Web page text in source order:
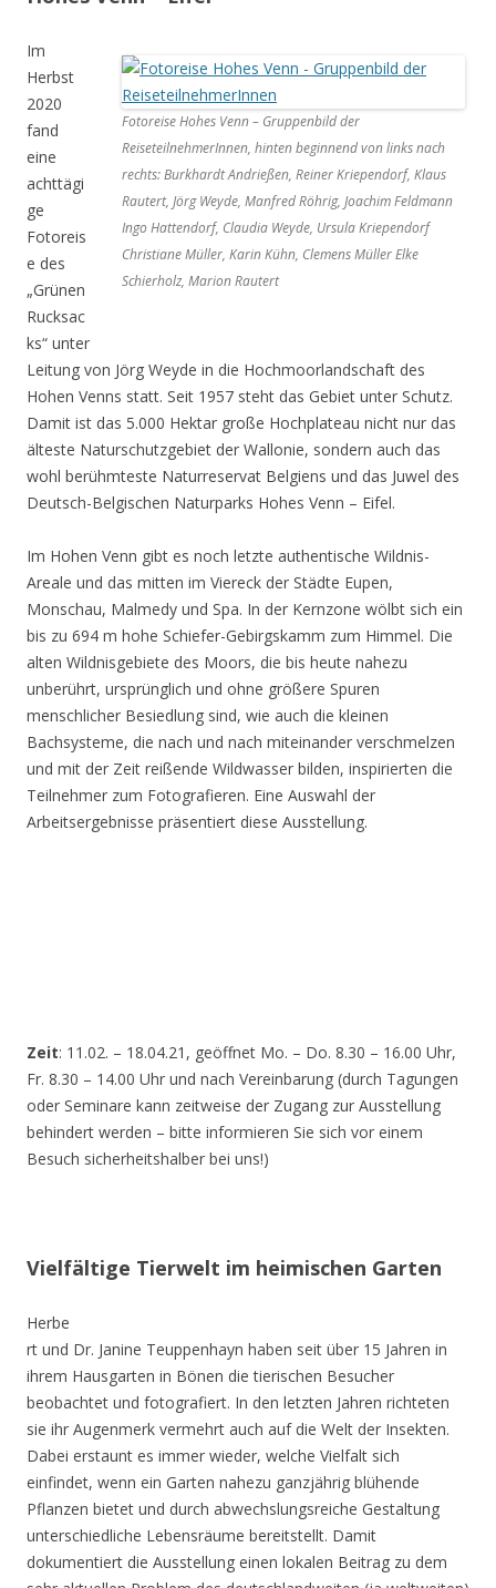
Fotoreise Hohes Venn – Gruppenbild der
ReiseteilnehmerInnen, hinten beginnend von links nach
rechts: Burkhardt Andrießen, Reiner Kriependorf, Klaus
Rautert, Jörg Weyde, Manfred Röhrig, Joachim Feldmann
Ingo Hattendorf, Claudia Weyde, Ursula Kriependorf
Christiane Müller, Karin Kühn, Clemens Müller Elke
Schierholz, Marion Rautert
Im
Herbst
2020
fand
eine
achttägi
ge
Fotoreis
e des
„Grünen
Rucksac
ks“ unter
Leitung von Jörg Weyde in die Hochmoorlandschaft des
Hohen Venns statt. Seit 1957 steht das Gebiet unter Schutz.
Damit ist das 5.000 Hektar große Hochplateau nicht nur das
älteste Naturschutzgebiet der Wallonie, sondern auch das
wohl berühmteste Naturreservat Belgiens und das Juwel des
Deutsch-Belgischen Naturparks Hohes Venn – Eifel.
Im Hohen Venn gibt es noch letzte authentische Wildnis-
Areale und das mitten im Viereck der Städte Eupen,
Monschau, Malmedy und Spa. In der Kernzone wölbt sich ein
bis zu 694 m hohe Schiefer-Gebirgskamm zum Himmel. Die
alten Wildnisgebiete des Moors, die bis heute nahezu
unberührt, ursprünglich und ohne größere Spuren
menschlicher Besiedlung sind, wie auch die kleinen
Bachsysteme, die nach und nach miteinander verschmelzen
und mit der Zeit reißende Wildwasser bilden, inspirierten die
Teilnehmer zum Fotografieren. Eine Auswahl der
Arbeitsergebnisse präsentiert diese Ausstellung.
Zeit: 11.02. – 18.04.21, geöffnet Mo. – Do. 8.30 – 16.00 Uhr,
Fr. 8.30 – 14.00 Uhr und nach Vereinbarung (durch Tagungen
oder Seminare kann zeitweise der Zugang zur Ausstellung
behindert werden – bitte informieren Sie sich vor einem
Besuch sicherheitshalber bei uns!)
Vielfältige Tierwelt im heimischen Garten
Herbe
rt und Dr. Janine Teuppenhayn haben seit über 15 Jahren in
ihrem Hausgarten in Bönen die tierischen Besucher
beobachtet und fotografiert. In den letzten Jahren richteten
sie ihr Augenmerk vermehrt auch auf die Welt der Insekten.
Dabei erstaunt es immer wieder, welche Vielfalt sich
einfindet, wenn ein Garten nahezu ganzjährig blühende
Pflanzen bietet und durch abwechslungsreiche Gestaltung
unterschiedliche Lebensräume bereitstellt. Damit
dokumentiert die Ausstellung einen lokalen Beitrag zu dem